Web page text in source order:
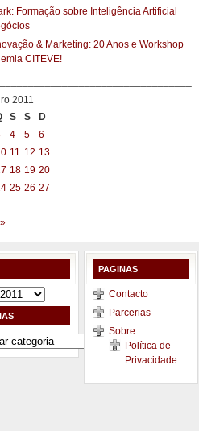
Formação sobre Inteligência Artificial
& Marketing: 20 Anos e Workshop
CITEVE!
2011
S S
D
4 5
6
11 12 13
18 19 20
25 26 27
PAGINAS
Contacto
Parcerias
Sobre
Política de
Privacidade